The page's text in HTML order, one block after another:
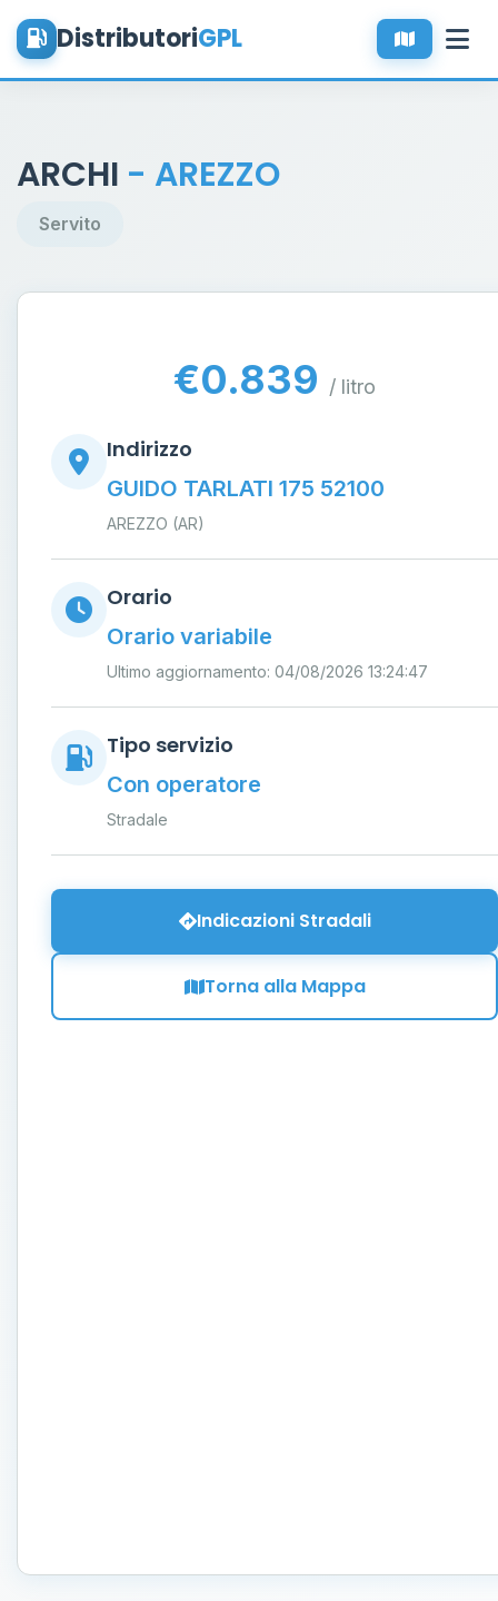
DistributoriGPL
ARCHI - AREZZO
Servito
€0.839 / litro
Indirizzo
GUIDO TARLATI 175 52100
AREZZO (AR)
Orario
Orario variabile
Ultimo aggiornamento: 04/08/2026 13:24:47
Tipo servizio
Con operatore
Stradale
Indicazioni Stradali
Torna alla Mappa